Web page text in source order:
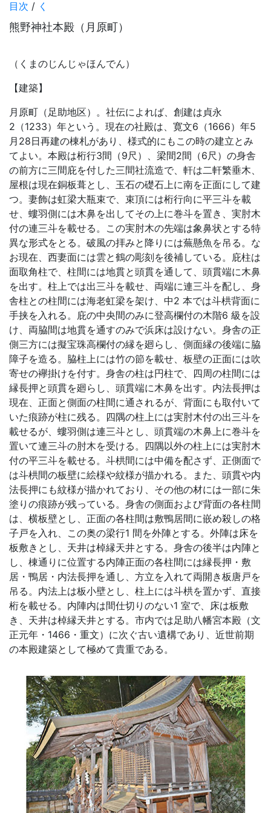
目次 / く
熊野神社本殿（月原町）
（くまのじんじゃほんでん）
【建築】
月原町（足助地区）。社伝によれば、創建は貞永
2（1233）年という。現在の社殿は、寛文6（1666）年5
月28日再建の棟札があり、様式的にもこの時の建立とみ
てよい。本殿は桁行3間（9尺）、梁間2間（6尺）の身舎
の前方に三間庇を付した三間社流造で、軒は二軒繁垂木、
屋根は現在銅板葺とし、玉石の礎石上に南を正面にして建
つ。妻飾は虹梁大瓶束で、束頂には桁行向に平三斗を載
せ、螻羽側には木鼻を出してその上に巻斗を置き、実肘木
付の連三斗を載せる。この実肘木の先端は象鼻状とする特
異な形式をとる。破風の拝みと降りには蕪懸魚を吊る。な
お現在、西妻面には雲と鶴の彫刻を後補している。庇柱は
面取角柱で、柱間には地貫と頭貫を通して、頭貫端に木鼻
を出す。柱上では出三斗を載せ、両端に連三斗を配し、身
舎柱との柱間には海老虹梁を架け、中2 本では斗栱背面に
手挟を入れる。庇の中央間のみに登高欄付の木階6 級を設
け、両脇間は地貫を通すのみで浜床は設けない。身舎の正
側三方には擬宝珠高欄付の縁を廻らし、側面縁の後端に脇
障子を造る。脇柱上には竹の節を載せ、板壁の正面には吹
寄せの襷掛けを付す。身舎の柱は円柱で、四周の柱間には
縁長押と頭貫を廻らし、頭貫端に木鼻を出す。内法長押は
現在、正面と側面の柱間に通されるが、背面にも取付いて
いた痕跡が柱に残る。四隅の柱上には実肘木付の出三斗を
載せるが、螻羽側は連三斗とし、頭貫端の木鼻上に巻斗を
置いて連三斗の肘木を受ける。四隅以外の柱上には実肘木
付の平三斗を載せる。斗栱間には中備を配さず、正側面で
は斗栱間の板壁に絵様や紋様が描かれる。また、頭貫や内
法長押にも紋様が描かれており、その他の材には一部に朱
塗りの痕跡が残っている。身舎の側面および背面の各柱間
は、横板壁とし、正面の各柱間は敷鴨居間に嵌め殺しの格
子戸を入れ、この奥の梁行1 間を外陣とする。外陣は床を
板敷きとし、天井は棹縁天井とする。身舎の後半は内陣と
し、棟通りに位置する内陣正面の各柱間には縁長押・敷
居・鴨居・内法長押を通し、方立を入れて両開き板唐戸を
吊る。内法上は板小壁とし、柱上には斗栱を置かず、直接
桁を載せる。内陣内は間仕切りのない1 室で、床は板敷
き、天井は棹縁天井とする。市内では足助八幡宮本殿（文
正元年・1466・重文）に次ぐ古い遺構であり、近世前期
の本殿建築として極めて貴重である。